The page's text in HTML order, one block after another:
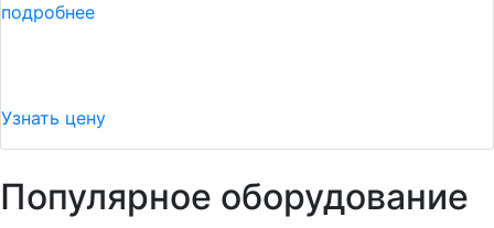
подробнее
Узнать цену
Популярное оборудование